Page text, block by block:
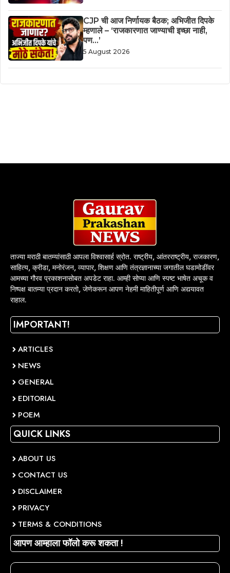
CJP ची आज निर्णायक बैठक; अभिजीत दिपके
म्हणाले – ‘राजकारणात जाण्याची इच्छा नाही,
पण…’
5 August 2026
ताज्या मराठी बातम्यांसाठी आपला विश्वासार्ह स्रोत. राष्ट्रीय, आंतरराष्ट्रीय, राजकारण,
साहित्य, क्रीडा, मनोरंजन, व्यापार, शिक्षण आणि तंत्रज्ञानाच्या जगातील घडामोडींवर
आमच्या गौरव प्रकाशनासोबत अपडेट राहा. आम्ही सोप्या आणि स्पष्ट भाषेत अचूक व
निष्पक्ष बातम्या प्रदान करतो, जेणेकरून आपण नेहमी माहितीपूर्ण आणि अद्ययावत
राहाल.
IMPORTANT!
ARTICLES
NEWS
GENERAL
EDITORIAL
POEM
QUICK LINKS
ABOUT US
CONTACT US
DISCLAIMER
PRIVACY
TERMS & CONDITIONS
आपण आम्हाला फॉलो करू शकता !